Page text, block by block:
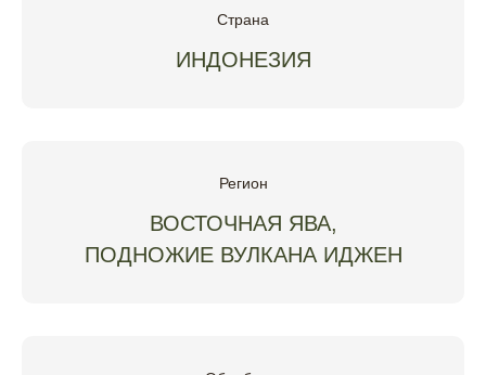
Страна
ИНДОНЕЗИЯ
Регион
ВОСТОЧНАЯ ЯВА,
ПОДНОЖИЕ ВУЛКАНА ИДЖЕН